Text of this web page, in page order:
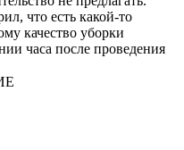
что есть какой-то
качество уборки
часа после проведения